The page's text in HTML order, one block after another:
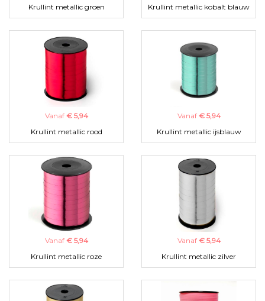
Krullint metallic groen
Krullint metallic kobalt blauw
Vanaf € 5,94
Krullint metallic rood
Vanaf € 5,94
Krullint metallic ijsblauw
Vanaf € 5,94
Krullint metallic roze
Vanaf € 5,94
Krullint metallic zilver